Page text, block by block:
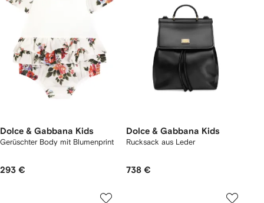
Dolce & Gabbana Kids
Gerüschter Body mit Blumenprint
293 €
Dolce & Gabbana Kids
Rucksack aus Leder
738 €